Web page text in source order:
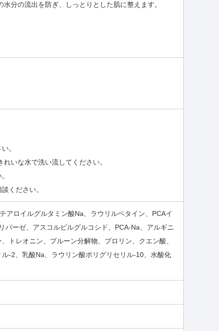
分の流出を防ぎ、しっとりとした肌に整えます。
。
いな水で洗い流してください。
ください。
アロイルグルタミン酸Na、ラウリルベタイン、PCAイ
ーゼ、アスコルビルグルコシド、PCA-Na、アルギニ
トレオニン、プルーン分解物、プロリン、クエン酸、
-2、乳酸Na、ラウリン酸ポリグリセリル-10、水酸化